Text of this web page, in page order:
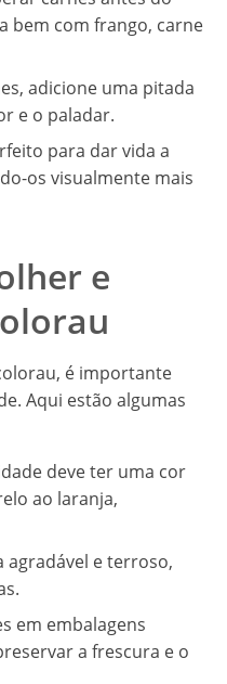
bem com frango, carne
adicione uma pitada
e o paladar.
para dar vida a
os visualmente mais
e
é importante
Aqui estão algumas
deve ter uma cor
ao laranja,
agradável e terroso,
em embalagens
a frescura e o